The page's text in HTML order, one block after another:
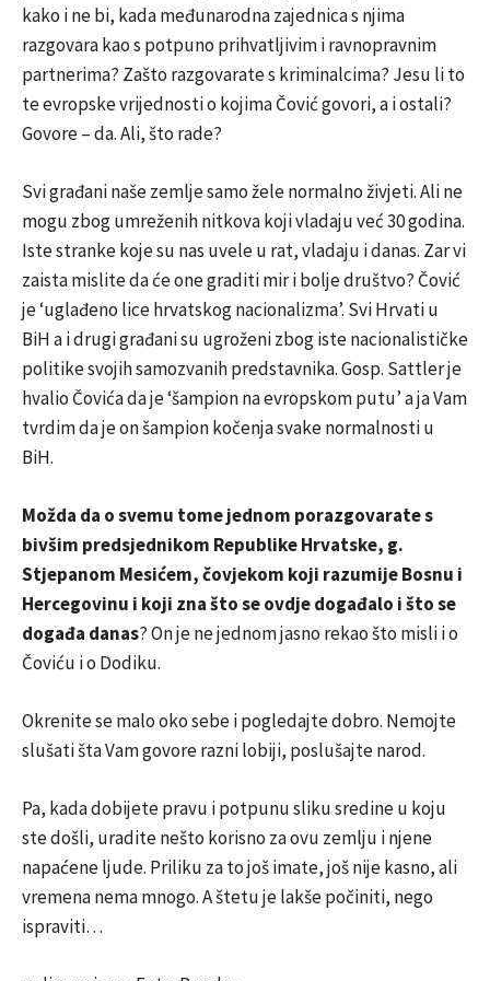
kako i ne bi, kada međunarodna zajednica s njima
razgovara kao s potpuno prihvatljivim i ravnopravnim
partnerima? Zašto razgovarate s kriminalcima? Jesu li to
te evropske vrijednosti o kojima Čović govori, a i ostali?
Govore – da. Ali, što rade?
Svi građani naše zemlje samo žele normalno živjeti. Ali ne
mogu zbog umreženih nitkova koji vladaju već 30 godina.
Iste stranke koje su nas uvele u rat, vladaju i danas. Zar vi
zaista mislite da će one graditi mir i bolje društvo? Čović
je ‘uglađeno lice hrvatskog nacionalizma’. Svi Hrvati u
BiH a i drugi građani su ugroženi zbog iste nacionalističke
politike svojih samozvanih predstavnika. Gosp. Sattler je
hvalio Čovića da je ‘šampion na evropskom putu’ a ja Vam
tvrdim da je on šampion kočenja svake normalnosti u
BiH.
Možda da o svemu tome jednom porazgovarate s
bivšim predsjednikom Republike Hrvatske, g.
Stjepanom Mesićem, čovjekom koji razumije Bosnu i
Hercegovinu i koji zna što se ovdje događalo i što se
događa danas? On je ne jednom jasno rekao što misli i o
Čoviću i o Dodiku.
Okrenite se malo oko sebe i pogledajte dobro. Nemojte
slušati šta Vam govore razni lobiji, poslušajte narod.
Pa, kada dobijete pravu i potpunu sliku sredine u koju
ste došli, uradite nešto korisno za ovu zemlju i njene
napaćene ljude. Priliku za to još imate, još nije kasno, ali
vremena nema mnogo. A štetu je lakše počiniti, nego
ispraviti…